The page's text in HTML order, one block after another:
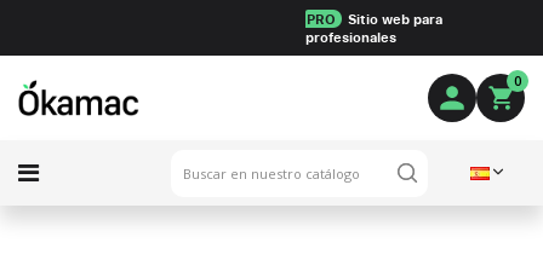
PRO
Sitio web para
profesionales
0